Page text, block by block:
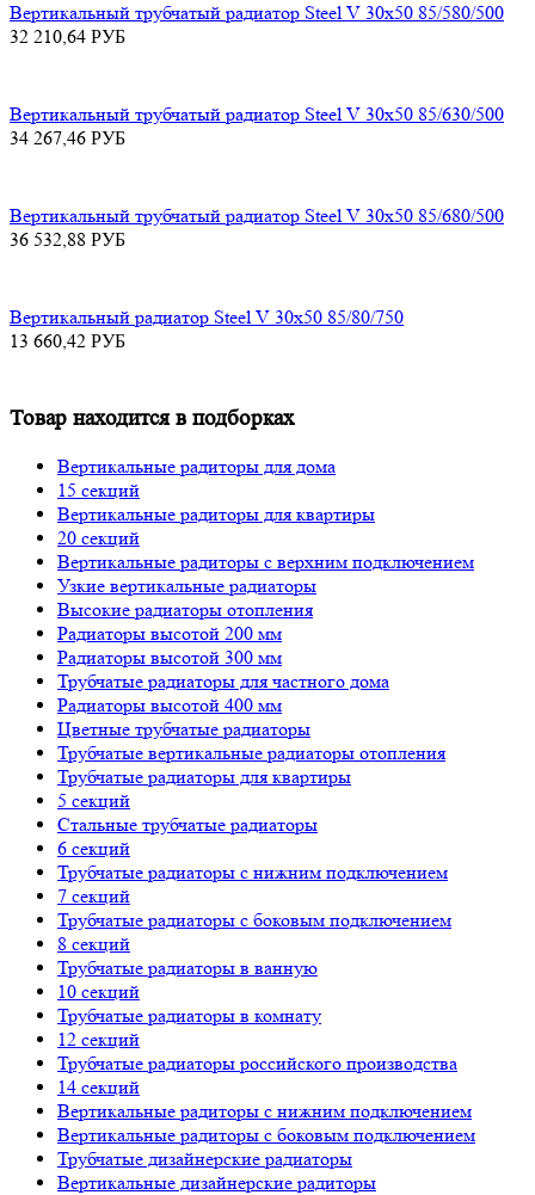
Вертикальный трубчатый радиатор Steel V 30х50 85/580/500
32 210,64 РУБ
Вертикальный трубчатый радиатор Steel V 30х50 85/630/500
34 267,46 РУБ
Вертикальный трубчатый радиатор Steel V 30х50 85/680/500
36 532,88 РУБ
Вертикальный радиатор Steel V 30х50 85/80/750
13 660,42 РУБ
Товар находится в подборках
Вертикальные радиторы для дома
15 секций
Вертикальные радиторы для квартиры
20 секций
Вертикальные радиторы с верхним подключением
Узкие вертикальные радиаторы
Высокие радиаторы отопления
Радиаторы высотой 200 мм
Радиаторы высотой 300 мм
Трубчатые радиаторы для частного дома
Радиаторы высотой 400 мм
Цветные трубчатые радиаторы
Трубчатые вертикальные радиаторы отопления
Трубчатые радиаторы для квартиры
5 секций
Стальные трубчатые радиаторы
6 секций
Трубчатые радиаторы с нижним подключением
7 секций
Трубчатые радиаторы с боковым подключением
8 секций
Трубчатые радиаторы в ванную
10 секций
Трубчатые радиаторы в комнату
12 секций
Трубчатые радиаторы российского производства
14 секций
Вертикальные радиторы с нижним подключением
Вертикальные радиторы с боковым подключением
Трубчатые дизайнерские радиаторы
Вертикальные дизайнерские радиторы